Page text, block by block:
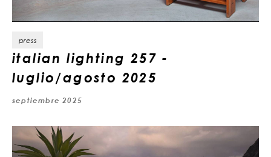
press
italian lighting 257 -
luglio/agosto 2025
septiembre 2025